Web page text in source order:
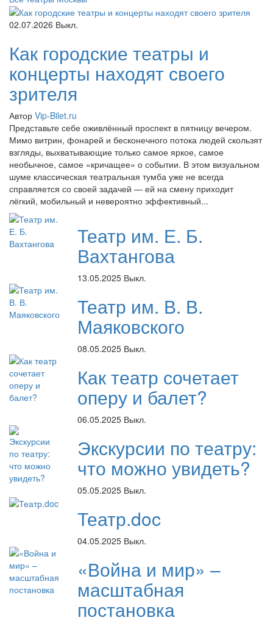
02.07.2026 Выкл.
Как городские театры и
концерты находят своего
зрителя
Автор Vip-Bilet.ru
Представьте себе оживлённый проспект в пятницу вечером.
Мимо витрин, фонарей и бесконечного потока людей скользят
взгляды, выхватывающие только самое яркое, самое
необычное, самое «кричащее» о событии. В этом визуальном
шуме классическая театральная тумба уже не всегда
справляется со своей задачей — ей на смену приходит
лёгкий, мобильный и невероятно эффективный...
Театр им. Е. Б.
Вахтангова
13.05.2025 Выкл.
Театр им. В. В.
Маяковского
08.05.2025 Выкл.
Как театр сочетает
оперу и балет?
06.05.2025 Выкл.
Экскурсии по театру:
что можно увидеть?
05.05.2025 Выкл.
Театр.doc
04.05.2025 Выкл.
«Война и мир» –
масштабная
постановка